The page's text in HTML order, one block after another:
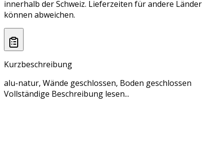
innerhalb der Schweiz. Lieferzeiten für andere Länder
können abweichen.
Kurzbeschreibung
alu-natur, Wände geschlossen, Boden geschlossen
Vollständige Beschreibung lesen...